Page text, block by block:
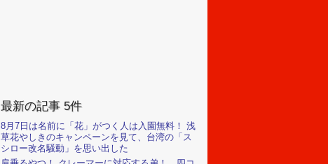
最新の記事 5件
8月7日は名前に「花」がつく人は入園無料！ 浅
草花やしきのキャンペーンを見て、台湾の「ス
シロー改名騒動」を思い出した